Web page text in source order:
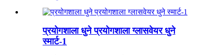
प्रयोगशाला धुने प्रयोगशाला ग्लासवेयर धुने
स्मार्ट-1